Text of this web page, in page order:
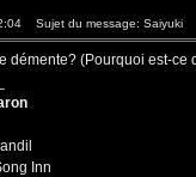
Sujet du message: Saiyuki
démente? (Pourquoi est-
Inn